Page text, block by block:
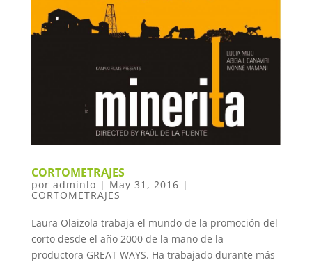
CORTOMETRAJES
por adminlo | May 31, 2016 |
CORTOMETRAJES
Laura Olaizola trabaja el mundo de la promoción del
corto desde el año 2000 de la mano de la
productora GREAT WAYS. Ha trabajado durante más